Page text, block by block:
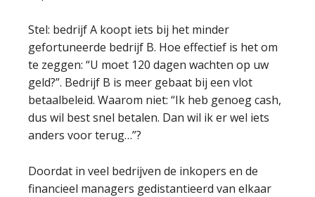
Stel: bedrijf A koopt iets bij het minder
gefortuneerde bedrijf B. Hoe effectief is het om
te zeggen: “U moet 120 dagen wachten op uw
geld?”. Bedrijf B is meer gebaat bij een vlot
betaalbeleid. Waarom niet: “Ik heb genoeg cash,
dus wil best snel betalen. Dan wil ik er wel iets
anders voor terug…”?
Doordat in veel bedrijven de inkopers en de
financieel managers gedistantieerd van elkaar